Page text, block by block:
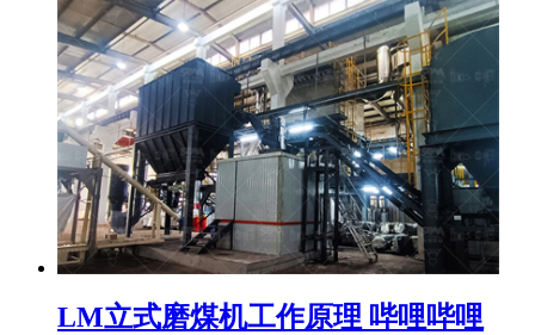
LM立式磨煤机工作原理 哔哩哔哩